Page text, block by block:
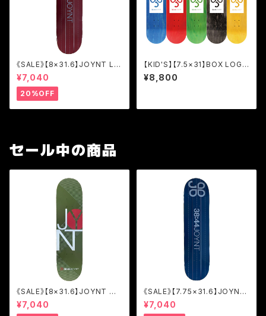
《SALE》【8×31.6】JOYNT LIN
E BURGUNDY/TEAM [JOL2]
¥7,040
20%OFF
【KID'S】【7.5×31】BOX LOGO
KID'S [JBK]
¥8,800
セール中の商品
《SALE》【8×31.6】JOYNT M
ODERN OLIVE/TEAM [JM
O]
¥7,040
《SALE》【7.75×31.6】JOYNT
LINE NAVY/TEAM [JOL2]
¥7,040